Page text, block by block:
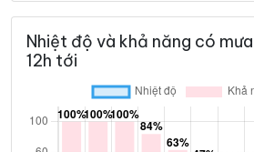
Nhiệt độ và khả năng có
12h tới